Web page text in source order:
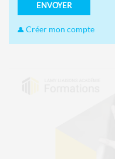
ENVOYER
Créer mon compte